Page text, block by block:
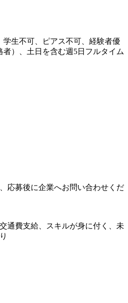
生不可、ピアス不可、経験者優
）、土日を含む週5日フルタイム
応募後に企業へお問い合わせくだ
通費支給、スキルが身に付く、未